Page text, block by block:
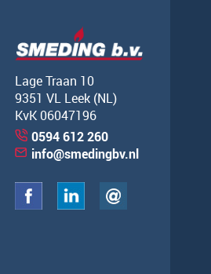
Lage Traan 10
9351 VL Leek (NL)
KvK 06047196
0594 612 260
info@smedingbv.nl